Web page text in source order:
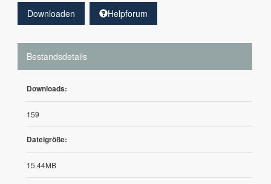
Downloaden Helpforum
Bestandsdetails
Downloads:
159
Dateigröße:
15.44MB